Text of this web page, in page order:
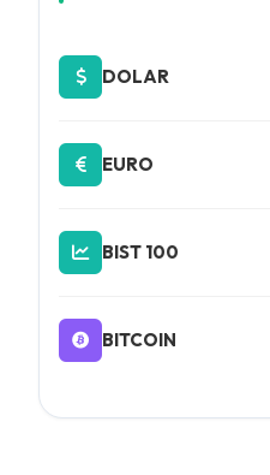
DOLAR
EURO
BIST 100
BITCOIN